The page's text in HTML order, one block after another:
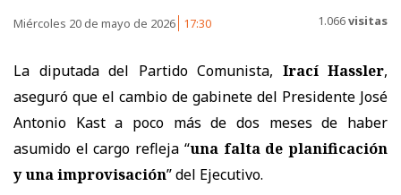
Miércoles 20 de mayo de 2026 17:30 1.066visitas
La diputada del Partido Comunista, Irací Hassler,
aseguró que el cambio de gabinete del Presidente José
Antonio Kast a poco más de dos meses de haber
asumido el cargo refleja “una falta de planificación
y una improvisación” del Ejecutivo.